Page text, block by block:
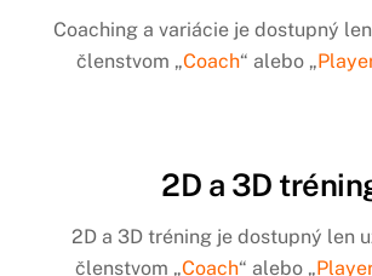
Coaching a variácie je dostupný
členstvom „Coach“ alebo „
2D a 3D
2D a 3D tréning je dostupný len
členstvom „Coach“ alebo „